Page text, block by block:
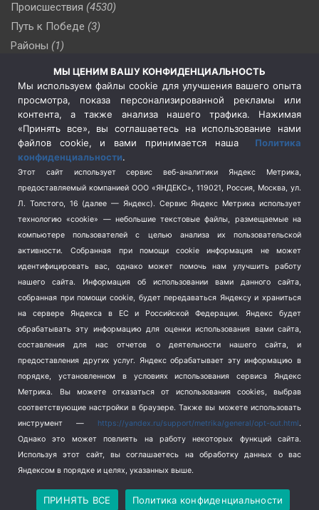
Происшествия (4530)
Путь к Победе (3)
Районы (1)
(510)
Сельское хозяйство (3)
Социальная политика
(3)
Спецоперация в Украине
Спецоперация на Украине
(404)
Спорт (740)
Терроризм (1)
Транспорт (262)
Туризм (178)
Школа и спорт (2)
Экология (8)
Экономика (1172)
Политика конфиденциальности
МЫ ЦЕНИМ ВАШУ КОНФИДЕНЦИАЛЬНОСТЬ
Мы используем файлы cookie для улучшения вашего опыта
просмотра, показа персонализированной рекламы или
контента, а также анализа нашего трафика. Нажимая
«Принять все», вы соглашаетесь на использование нами
файлов cookie, и вами принимается наша Политика
конфиденциальности.
Этот сайт использует сервис веб-аналитики Яндекс Метрика,
предоставляемый компанией ООО «ЯНДЕКС», 119021, Россия, Москва, ул.
Л. Толстого, 16 (далее — Яндекс). Сервис Яндекс Метрика использует
технологию «cookie» — небольшие текстовые файлы, размещаемые на
компьютере пользователей с целью анализа их пользовательской
активности.
Собранная при помощи cookie информация не может
идентифицировать вас, однако может помочь нам улучшить работу
нашего сайта. Информация об использовании вами данного сайта,
собранная при помощи cookie, будет передаваться Яндексу и храниться
на сервере Яндекса в ЕС и Российской Федерации. Яндекс будет
обрабатывать эту информацию для оценки использования вами сайта,
составления для нас отчетов о деятельности нашего сайта, и
предоставления других услуг. Яндекс обрабатывает эту информацию в
порядке, установленном в условиях использования сервиса Яндекс
Метрика.
Вы можете отказаться от использования cookies, выбрав
соответствующие настройки в браузере. Также вы можете использовать
инструмент — https://yandex.ru/support/metrika/general/opt-out.html.
Однако это может повлиять на работу некоторых функций сайта.
Используя этот сайт, вы соглашаетесь на обработку данных о вас
Яндексом в порядке и целях, указанных выше.
ПРИНЯТЬ ВСЕ Политика конфиденциальности